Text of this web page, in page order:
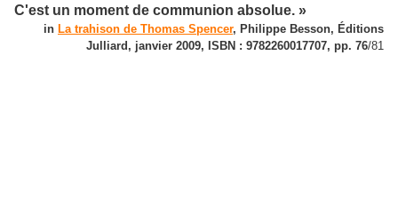
C'est un moment de communion absolue. »
in La trahison de Thomas Spencer, Philippe Besson, Éditions
Julliard, janvier 2009, ISBN : 9782260017707, pp. 76/81